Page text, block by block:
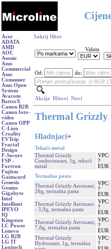
Acer
ADATA
AMD
AOC
Asonic
Asus
Commercial
Asus
Consumer
Asus Open
System
Avacom
BatterX
Canon B2B
Canon foto-
video
Canon OPP
C-Lion
Creality
EVTrip
Fractal
Design
F-Secure
FSP -
Fortron
Fujitsu
Gainward
Genesis
Genius
Gigabyte
Intel
Intellinet
IPEVO
IQ
Kingston
LC Power
Lenovo
LG B2B
LG IT
Logitech
Sakrij filtre
Valuta
Od: do:
Akcije Hitovi Novi
Thermal Grizzly
Hladnjaci+
Tekući metal
Thermal Grizzly
Conductonaut, 1g, tekući
metal
VPC:
?
EUR
Termalna pasta
Thermal Grizzly Aeronaut,
26g, termalna pasta
VPC:
?
EUR
Thermal Grizzly Aeronaut
- 3,9g, termalna pasta
VPC:
?
EUR
Thermal Grizzly Aeronaut,
7,8g, termalna pasta
VPC:
?
EUR
Thermal Grizzly
Hydronaut, 1g, termalna
VPC:
?